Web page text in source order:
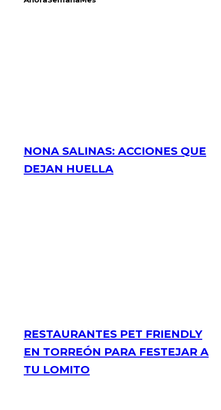
NONA SALINAS: ACCIONES QUE
DEJAN HUELLA
RESTAURANTES PET FRIENDLY
EN TORREÓN PARA FESTEJAR A
TU LOMITO